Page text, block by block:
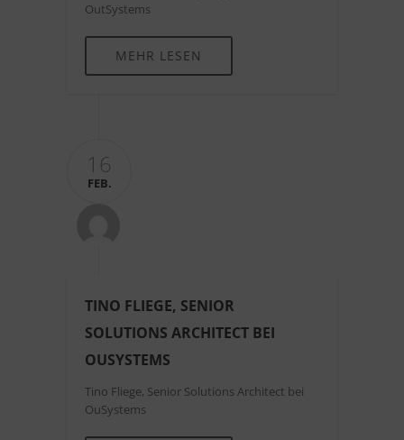
OutSystems
MEHR LESEN
16
FEB.
TINO FLIEGE, SENIOR
SOLUTIONS ARCHITECT BEI
OUSYSTEMS
Tino Fliege, Senior Solutions Architect bei
OuSystems